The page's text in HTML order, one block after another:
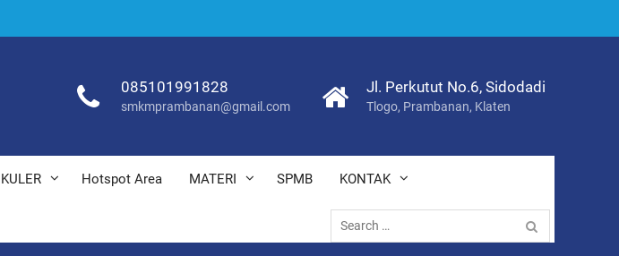
085101991828
smkmprambanan@gmail.com
Jl. Perkutut No.6, Sidodadi
Tlogo, Prambanan, Klaten
Hotspot Area MATERI SPMB KONTAK
Search
for: